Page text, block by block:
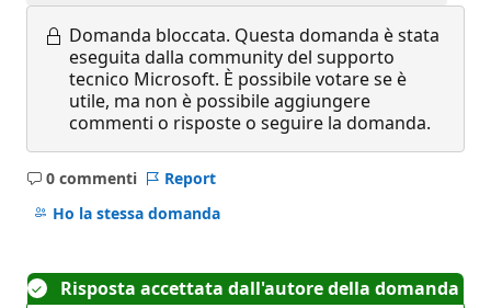
Domanda bloccata. Questa domanda è stata
eseguita dalla community del supporto
tecnico Microsoft. È possibile votare se è
utile, ma non è possibile aggiungere
commenti o risposte o seguire la domanda.
0 commenti
Nessun
commento
Report
Ho la stessa domanda
Risposta accettata dall'autore della domanda